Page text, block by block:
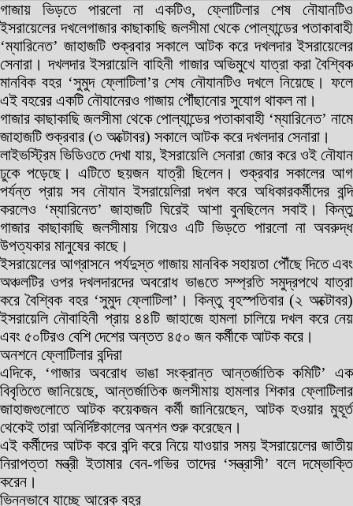
গাজায় ভিড়তে পারলো না একটিও, ফ্লোটিলার শেষ নৌযানটিও
ইসরায়েলের দখলেগাজার কাছাকাছি জলসীমা থেকে পোল্যান্ডের পতাকাবাহী
‘ম্যারিনেত’ জাহাজটি শুক্রবার সকালে আটক করে দখলদার ইসরায়েলের
সেনারা। দখলদার ইসরায়েলি বাহিনী গাজার অভিমুখে যাত্রা করা বৈশ্বিক
মানবিক বহর ‘সুমুদ ফ্লোটিলা’র শেষ নৌযানটিও দখলে নিয়েছে। ফলে
এই বহরের একটি নৌযানেরও গাজায় পৌঁছানোর সুযোগ থাকল না।
গাজার কাছাকাছি জলসীমা থেকে পোল্যান্ডের পতাকাবাহী ‘ম্যারিনেত’ নামে
জাহাজটি শুক্রবার (৩ অক্টোবর) সকালে আটক করে দখলদার সেনারা।
লাইভস্ট্রিম ভিডিওতে দেখা যায়, ইসরায়েলি সেনারা জোর করে ওই নৌযান
ঢুকে পড়েছে। এটিতে ছয়জন যাত্রী ছিলেন। শুক্রবার সকালের আগ
পর্যন্ত প্রায় সব নৌযান ইসরায়েলিরা দখল করে অধিকারকর্মীদের বন্দি
করলেও ‘ম্যারিনেত’ জাহাজটি ঘিরেই আশা বুনছিলেন সবাই। কিন্তু
গাজার কাছাকাছি জলসীমায় গিয়েও এটি ভিড়তে পারলো না অবরুদ্ধ
উপত্যকার মানুষের কাছে।
ইসরায়েলের আগ্রাসনে পর্যদুস্ত গাজায় মানবিক সহায়তা পৌঁছে দিতে এবং
অঞ্চলটির ওপর দখলদারদের অবরোধ ভাঙতে সম্প্রতি সমুদ্রপথে যাত্রা
করে বৈশ্বিক বহর ‘সুমুদ ফ্লোটিলা’। কিন্তু বৃহস্পতিবার (২ অক্টোবর)
ইসরায়েলি নৌবাহিনী প্রায় ৪৪টি জাহাজে হামলা চালিয়ে দখল করে নেয়
এবং ৫০টিরও বেশি দেশের অন্তত ৪৫০ জন কর্মীকে আটক করে।
অনশনে ফ্লোটিলার বন্দিরা
এদিকে, ‘গাজার অবরোধ ভাঙা সংক্রান্ত আন্তর্জাতিক কমিটি’ এক
বিবৃতিতে জানিয়েছে, আন্তর্জাতিক জলসীমায় হামলার শিকার ফ্লোটিলার
জাহাজগুলোতে আটক কয়েকজন কর্মী জানিয়েছেন, আটক হওয়ার মুহূর্ত
থেকেই তারা অনির্দিষ্টকালের অনশন শুরু করেছেন।
এই কর্মীদের আটক করে বন্দি করে নিয়ে যাওয়ার সময় ইসরায়েলের জাতীয়
নিরাপত্তা মন্ত্রী ইতামার বেন-গভির তাদের ‘সন্ত্রাসী’ বলে দম্ভোক্তি
করেন।
ভিন্নভাবে যাচ্ছে আরেক বহর